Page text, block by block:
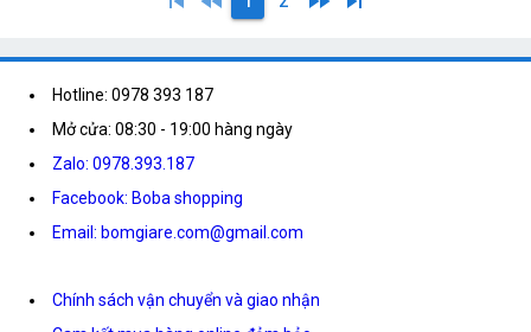
Hotline: 0978 393 187
Mở cửa: 08:30 - 19:00 hàng ngày
Zalo: 0978.393.187
Facebook: Boba shopping
Email: bomgiare.com@gmail.com
Chính sách vận chuyển và giao nhận